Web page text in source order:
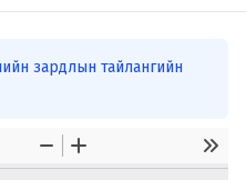
зардлын тайлангийн